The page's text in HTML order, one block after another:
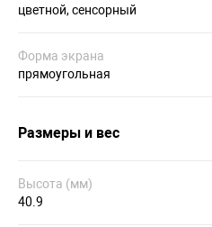
цветной, сенсорный
Форма экрана
прямоугольная
Размеры и вес
Высота (мм)
40.9